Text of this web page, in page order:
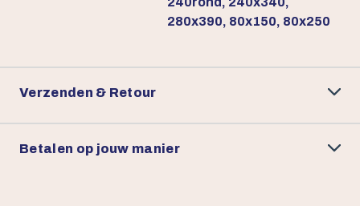
280x390, 80x150, 80x250
Verzenden & Retour
Betalen op jouw manier